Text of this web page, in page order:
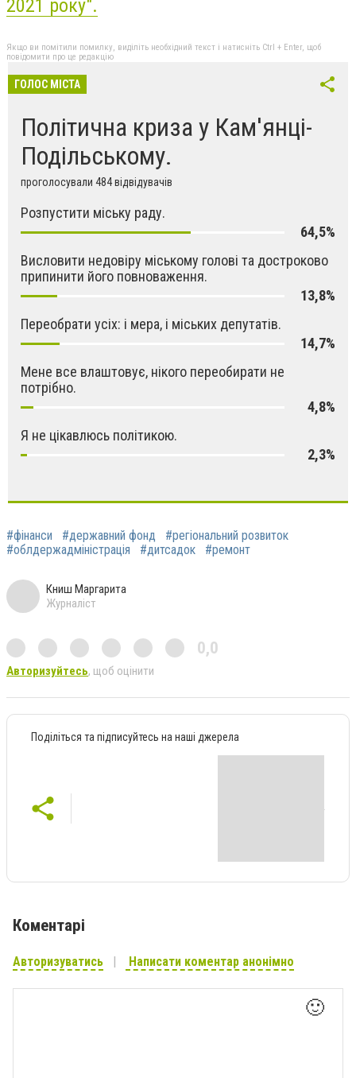
2021 року".
Якщо ви помітили помилку, виділіть необхідний текст і натисніть Ctrl + Enter, щоб
повідомити про це редакцію
ГОЛОС МІСТА
Політична криза у Кам'янці-
Подільському.
проголосували 484 відвідувачів
Розпустити міську раду.
64,5%
Висловити недовіру міському голові та достроково
припинити його повноваження.
13,8%
Переобрати усіх: і мера, і міських депутатів.
14,7%
Мене все влаштовує, нікого переобирати не
потрібно.
4,8%
Я не цікавлюсь політикою.
2,3%
#фінанси #державний фонд
#регіональний розвиток
#облдержадміністрація
#дитсадок #ремонт
Книш Маргарита
Журналіст
0,0
Авторизуйтесь, щоб оцінити
Поділіться та підписуйтесь на наші джерела
Коментарі
Авторизуватись Написати коментар анонімно
🙂